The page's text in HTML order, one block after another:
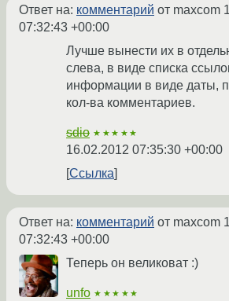
Ответ на: комментарий от maxcom
07:32:43 +00:00
Лучше вынести их в
слева, в виде списка
информации в виде даты,
кол-ва комментариев.
sdio ★★★★★
16.02.2012 07:35:30 +00:00
Ссылка
Ответ на: комментарий от maxcom
07:32:43 +00:00
Теперь он великоват :)
unfo ★★★★★